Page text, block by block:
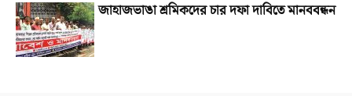
জাহাজভাঙা শ্রমিকদের চার দফা দাবিতে মানববন্ধন